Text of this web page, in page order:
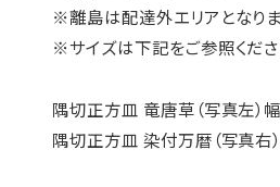
※離島は配達外エリアとなりま
※サイズは下記をご参照くださ
隅切正方皿 竜唐草（写真左
隅切正方皿 染付万暦（写真